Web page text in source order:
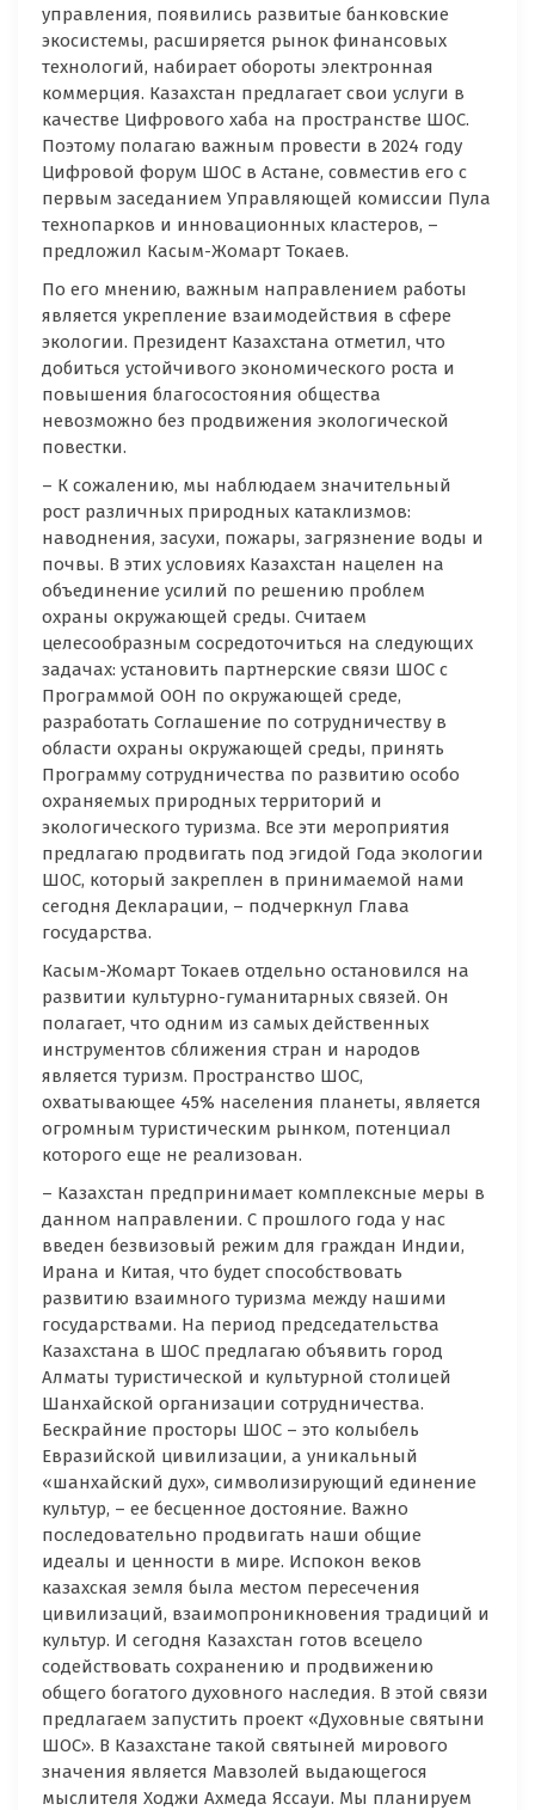
управления, появились развитые банковские
экосистемы, расширяется рынок финансовых
технологий, набирает обороты электронная
коммерция. Казахстан предлагает свои услуги в
качестве Цифрового хаба на пространстве ШОС.
Поэтому полагаю важным провести в 2024 году
Цифровой форум ШОС в Астане, совместив его с
первым заседанием Управляющей комиссии Пула
технопарков и инновационных кластеров, –
предложил Касым-Жомарт Токаев.
По его мнению, важным направлением работы
является укрепление взаимодействия в сфере
экологии. Президент Казахстана отметил, что
добиться устойчивого экономического роста и
повышения благосостояния общества
невозможно без продвижения экологической
повестки.
– К сожалению, мы наблюдаем значительный
рост различных природных катаклизмов:
наводнения, засухи, пожары, загрязнение воды и
почвы. В этих условиях Казахстан нацелен на
объединение усилий по решению проблем
охраны окружающей среды. Считаем
целесообразным сосредоточиться на следующих
задачах: установить партнерские связи ШОС с
Программой ООН по окружающей среде,
разработать Соглашение по сотрудничеству в
области охраны окружающей среды, принять
Программу сотрудничества по развитию особо
охраняемых природных территорий и
экологического туризма. Все эти мероприятия
предлагаю продвигать под эгидой Года экологии
ШОС, который закреплен в принимаемой нами
сегодня Декларации, – подчеркнул Глава
государства.
Касым-Жомарт Токаев отдельно остановился на
развитии культурно-гуманитарных связей. Он
полагает, что одним из самых действенных
инструментов сближения стран и народов
является туризм. Пространство ШОС,
охватывающее 45% населения планеты, является
огромным туристическим рынком, потенциал
которого еще не реализован.
– Казахстан предпринимает комплексные меры в
данном направлении. С прошлого года у нас
введен безвизовый режим для граждан Индии,
Ирана и Китая, что будет способствовать
развитию взаимного туризма между нашими
государствами. На период председательства
Казахстана в ШОС предлагаю объявить город
Алматы туристической и культурной столицей
Шанхайской организации сотрудничества.
Бескрайние просторы ШОС – это колыбель
Евразийской цивилизации, а уникальный
«шанхайский дух», символизирующий единение
культур, – ее бесценное достояние. Важно
последовательно продвигать наши общие
идеалы и ценности в мире. Испокон веков
казахская земля была местом пересечения
цивилизаций, взаимопроникновения традиций и
культур. И сегодня Казахстан готов всецело
содействовать сохранению и продвижению
общего богатого духовного наследия. В этой связи
предлагаем запустить проект «Духовные святыни
ШОС». В Казахстане такой святыней мирового
значения является Мавзолей выдающегося
мыслителя Ходжи Ахмеда Яссауи. Мы планируем